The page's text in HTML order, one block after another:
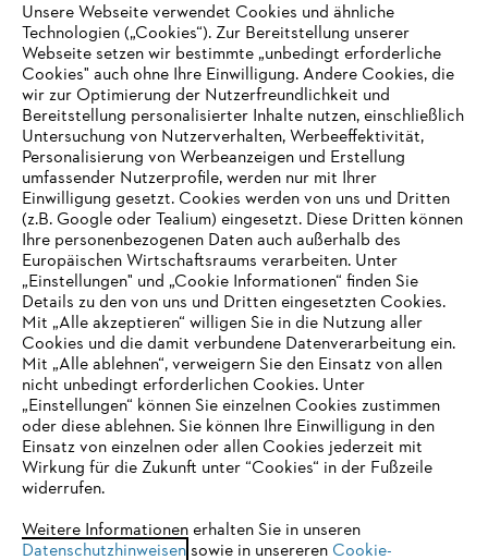
Zahlungsmöglichkeiten
Unternehmen
Online Shop
Service
IHR BROWSER WIRD NICHT
UNTERSTÜTZT
eine optimale Nutzung unserer Seite empfehlen wir Ihnen, zu
einem der folgenden Browser zu wechseln:
Unsere Webseite verwendet Cookies und ähnliche
Technologien („Cookies“). Zur Bereitstellung unserer
Webseite setzen wir bestimmte „unbedingt erforderliche
Cookies" auch ohne Ihre Einwilligung. Andere Cookies, die
wir zur Optimierung der Nutzerfreundlichkeit und
Bereitstellung personalisierter Inhalte nutzen, einschließlich
Untersuchung von Nutzerverhalten, Werbeeffektivität,
Personalisierung von Werbeanzeigen und Erstellung
umfassender Nutzerprofile, werden nur mit Ihrer
Einwilligung gesetzt. Cookies werden von uns und Dritten
(z.B. Google oder Tealium) eingesetzt. Diese Dritten können
Ihre personenbezogenen Daten auch außerhalb des
Europäischen Wirtschaftsraums verarbeiten. Unter
„Einstellungen" und „Cookie Informationen“ finden Sie
Details zu den von uns und Dritten eingesetzten Cookies.
Mit „Alle akzeptieren“ willigen Sie in die Nutzung aller
Cookies und die damit verbundene Datenverarbeitung ein.
Mit „Alle ablehnen“, verweigern Sie den Einsatz von allen
nicht unbedingt erforderlichen Cookies. Unter
„Einstellungen“ können Sie einzelnen Cookies zustimmen
oder diese ablehnen. Sie können Ihre Einwilligung in den
Einsatz von einzelnen oder allen Cookies jederzeit mit
Wirkung für die Zukunft unter “Cookies“ in der Fußzeile
widerrufen.
Weitere Informationen erhalten Sie in unseren
Datenschutzhinweisensowie in unsereren Cookie-